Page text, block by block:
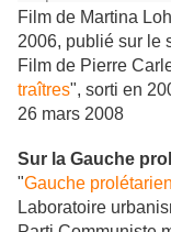
Film de Martina
2006, publié sur le
Film de Pierre
traîtres", sorti en
26 mars 2008
Sur la Gauche
"Gauche
Laboratoire